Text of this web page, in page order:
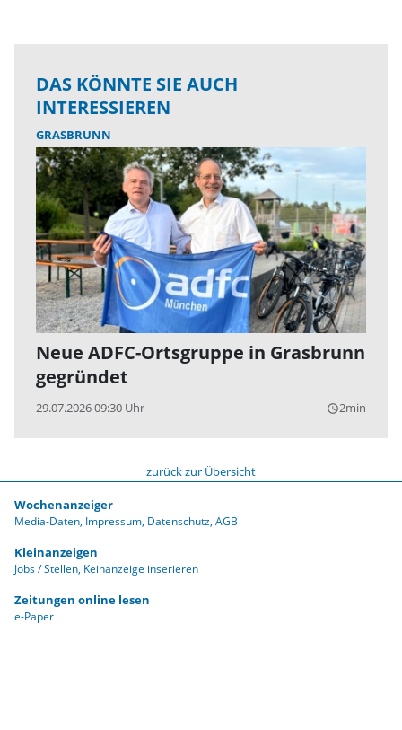
DAS KÖNNTE SIE AUCH
INTERESSIEREN
GRASBRUNN
Neue ADFC-Ortsgruppe in Grasbrunn
gegründet
29.07.2026 09:30 Uhr query_builder2min
zurück zur Übersicht
Wochenanzeiger
Media-Daten Impressum Datenschutz AGB
Kleinanzeigen
Jobs / Stellen Keinanzeige inserieren
Zeitungen online lesen
e-Paper